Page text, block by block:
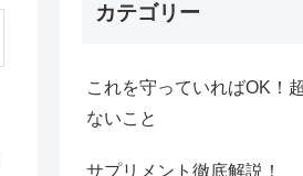
カテゴリー
これを守っていればOK！
ないこと
サプリメント徹底解説！